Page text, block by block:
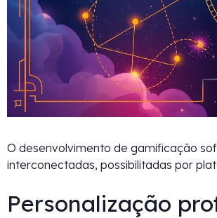
O desenvolvimento de gamificação
interconectadas, possibilitadas por
Personalização